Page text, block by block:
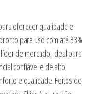
oferecer qualidade e
para uso com até 33%
de mercado. Ideal para
confiável e de alto
e qualidade. Feitos de